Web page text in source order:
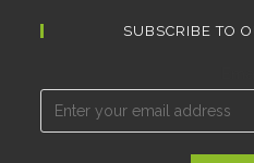
SUBSCRIBE TO